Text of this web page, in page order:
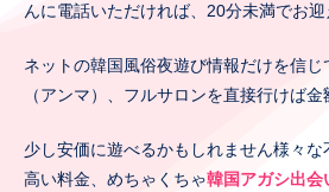
んに電話いただければ、20分未満でお迎
ネットの韓国風俗夜遊び情報だけを信
（アンマ）、フルサロンを直接行けば金
少し安価に遊べるかもしれません様々な
高い料金、めちゃくちゃ韓国アガシ出会